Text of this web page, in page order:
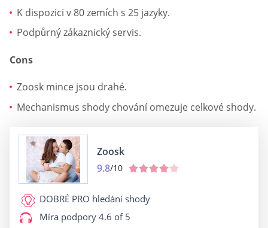
K dispozici v 80 zemích s 25 jazyky.
Podpůrný zákaznický servis.
Cons
Zoosk mince jsou drahé.
Mechanismus shody chování omezuje celkové shody.
Zoosk
9.8/10
DOBRÉ PRO hledání shody
Míra podpory 4.6 of 5